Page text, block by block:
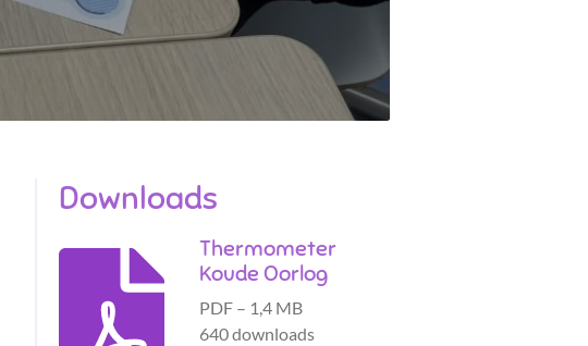
Downloads
Thermometer
Koude Oorlog
PDF – 1,4 MB
640 downloads